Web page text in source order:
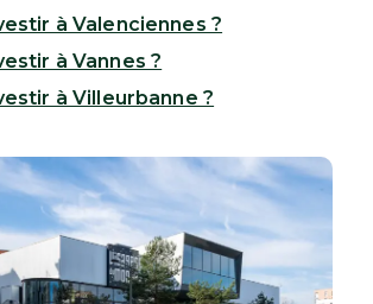
à Valenciennes ?
à Vannes ?
à Villeurbanne ?